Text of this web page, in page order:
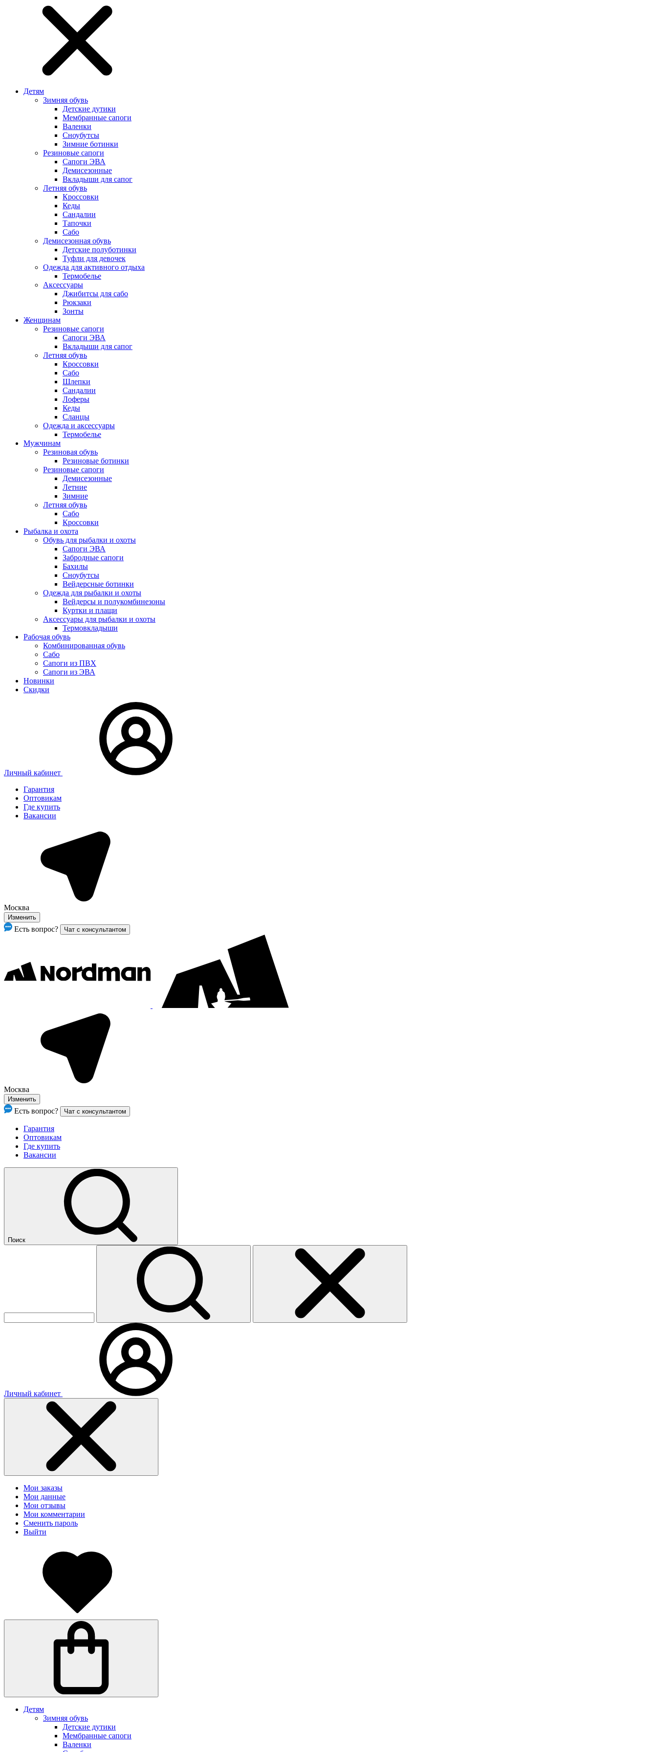
Детям
Зимняя обувь
Детские дутики
Мембранные сапоги
Валенки
Сноубутсы
Зимние ботинки
Резиновые сапоги
Сапоги ЭВА
Демисезонные
Вкладыши для сапог
Летняя обувь
Кроссовки
Кеды
Сандалии
Тапочки
Сабо
Демисезонная обувь
Детские полуботинки
Туфли для девочек
Одежда для активного отдыха
Термобелье
Аксессуары
Джибитсы для сабо
Рюкзаки
Зонты
Женщинам
Резиновые сапоги
Cапоги ЭВА
Вкладыши для сапог
Летняя обувь
Кроссовки
Сабо
Шлепки
Сандалии
Лоферы
Кеды
Сланцы
Одежда и аксессуары
Термобелье
Мужчинам
Резиновая обувь
Резиновые ботинки
Резиновые сапоги
Демисезонные
Летние
Зимние
Летняя обувь
Сабо
Кроссовки
Рыбалка и охота
Обувь для рыбалки и охоты
Сапоги ЭВА
Забродные сапоги
Бахилы
Сноубутсы
Вейдерсные ботинки
Одежда для рыбалки и охоты
Вейдерсы и полукомбинезоны
Куртки и плащи
Аксессуары для рыбалки и охоты
Термовкладыши
Рабочая обувь
Комбинированная обувь
Сабо
Сапоги из ПВХ
Сапоги из ЭВА
Новинки
Скидки
Личный кабинет
Гарантия
Оптовикам
Где купить
Вакансии
Москва
Изменить
Есть вопрос? Чат с консультантом
Москва
Изменить
Есть вопрос? Чат с консультантом
Гарантия
Оптовикам
Где купить
Вакансии
Поиск
Личный кабинет
Мои заказы
Мои данные
Мои отзывы
Мои комментарии
Сменить пароль
Выйти
Детям
Зимняя обувь
Детские дутики
Мембранные сапоги
Валенки